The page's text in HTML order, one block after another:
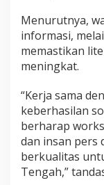
Menurutnya,
informasi,
memastikan
meningkat.
“Kerja sama
keberhasilan
berharap
dan insan pers
berkualitas
Tengah,”